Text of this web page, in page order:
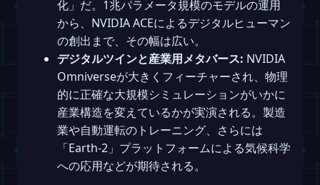
化」だ。1兆パラメータ規模のモデルの運用
から、NVIDIA ACEによるデジタルヒューマン
の創出まで、その幅は広い。
デジタルツインと産業用メタバース: NVIDIA
Omniverseが大きくフィーチャーされ、物理
的に正確な大規模シミュレーションがいかに
産業構造を変えているかが実演される。製造
業や自動運転のトレーニング、さらには
「Earth-2」プラットフォームによる気候科学
への応用などが期待される。